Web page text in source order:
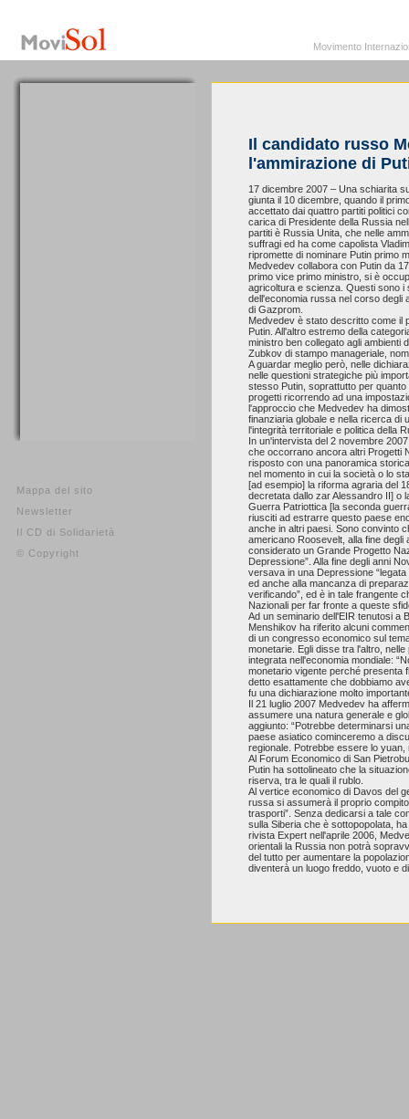
Movimento
Il candidato russo
l'ammirazione di
17 dicembre 2007 – Una schiarita
giunta il 10 dicembre, quando il
accettato dai quattro partiti politici
carica di Presidente della Russia
partiti è Russia Unita, che nelle
suffragi ed ha come capolista
ripromette di nominare Putin primo
Medvedev collabora con Putin da
primo vice primo ministro, si è
agricoltura e scienza. Questi sono i
dell'economia russa nel corso degli
di Gazprom.
Medvedev è stato descritto come il
Putin. All'altro estremo della
ministro ben collegato agli ambienti
Zubkov di stampo manageriale,
A guardar meglio però, nelle
nelle questioni strategiche più
stesso Putin, soprattutto per
progetti ricorrendo ad una
l'approccio che Medvedev ha
finanziaria globale e nella ricerca di
l'integrità territoriale e politica della
In un'intervista del 2 novembre
che occorrano ancora altri Progetti
risposto con una panoramica
nel momento in cui la società o lo
[ad esempio] la riforma agraria del
decretata dallo zar Alessandro II] o
Guerra Patriottica [la seconda
riusciti ad estrarre questo paese
anche in altri paesi. Sono convinto
americano Roosevelt, alla fine degli
considerato un Grande Progetto
Depressione”. Alla fine degli anni
versava in una Depressione
ed anche alla mancanza di
verificando”, ed è in tale frangente
Nazionali per far fronte a queste
Ad un seminario dell'EIR tenutosi a
Menshikov ha riferito alcuni
di un congresso economico sul
monetarie. Egli disse tra l'altro,
integrata nell'economia mondiale:
monetario vigente perché presenta
detto esattamente che dobbiamo
fu una dichiarazione molto
Il 21 luglio 2007 Medvedev ha
assumere una natura generale e
aggiunto: “Potrebbe determinarsi
paese asiatico cominceremo a
regionale. Potrebbe essere lo
Al Forum Economico di San
Putin ha sottolineato che la
riserva, tra le quali il rublo.
Al vertice economico di Davos del
russa si assumerà il proprio
trasporti”. Senza dedicarsi a tale
sulla Siberia che è sottopopolata,
rivista Expert nell'aprile 2006,
orientali la Russia non potrà
del tutto per aumentare la
diventerà un luogo freddo, vuoto e
Mappa del sito
Newsletter
Il CD di Solidarietà
© Copyright